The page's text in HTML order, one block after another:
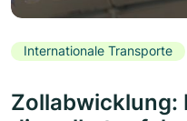
Internationale Transporte
Zollabwicklung: